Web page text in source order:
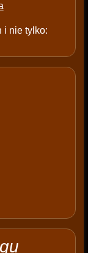
i nie tylko: